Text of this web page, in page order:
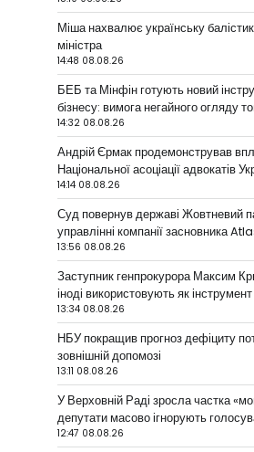
Міша нахвалює українську
міністра
14:48 08.08.26
БЕБ та Мінфін готують новий
бізнесу: вимога негайного огляду
14:32 08.08.26
Андрій Єрмак продемонстрував
Національної асоціації адвокатів
14:14 08.08.26
Суд повернув державі Жовтневий
управлінні компанії засновника
13:56 08.08.26
Заступник генпрокурора Максим
іноді використовують як
13:34 08.08.26
НБУ покращив прогноз дефіциту
зовнішній допомозі
13:11 08.08.26
У Верховній Раді зросла частка
депутати масово ігнорують
12:47 08.08.26